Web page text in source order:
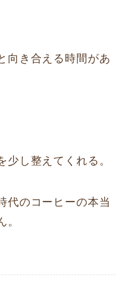
向き合える時間があ
少し整えてくれる。
代のコーヒーの本当
。